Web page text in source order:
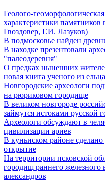
Геолого-
характеристики
Гвоздовер, Г.И. Лазуков)
В подмосковье найден
В находке презентовали
"палеодеревня"
О предках нынешних
новая книга ученого из ельца
Новгородские археологи
на рюриковом городище
В великом новгороде
займутся истоками русской
Археологи обсуждают в
цивилизации ариев
В куньиском районе сделано
открытие
На территории псковской
городищ раннего железного
александров